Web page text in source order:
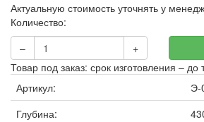
Актуальную стоимость уточнять у
Количество:
–
+
Товар под заказ: срок изготовления – до
Артикул:
Э-
Глубина: